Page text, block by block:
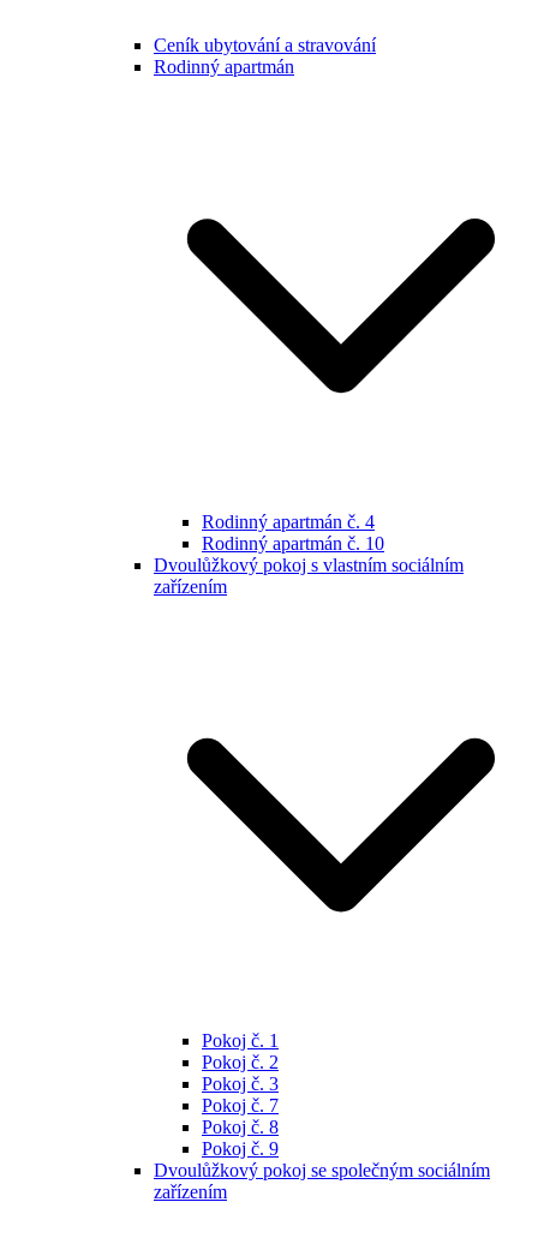
Ceník ubytování a stravování
Rodinný apartmán
Rodinný apartmán č. 4
Rodinný apartmán č. 10
Dvoulůžkový pokoj s vlastním sociálním
zařízením
Pokoj č. 1
Pokoj č. 2
Pokoj č. 3
Pokoj č. 7
Pokoj č. 8
Pokoj č. 9
Dvoulůžkový pokoj se společným sociálním
zařízením